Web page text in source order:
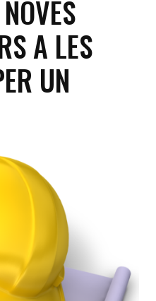
A LES
UN